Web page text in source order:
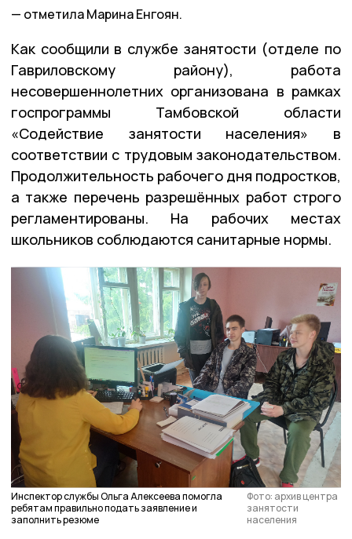
отметила Марина Енгоян.
Как сообщили в службе занятости (отделе по
Гавриловскому району), работа
несовершеннолетних организована в рамках
госпрограммы Тамбовской области
«Содействие занятости населения» в
соответствии с трудовым законодательством.
Продолжительность рабочего дня подростков,
а также перечень разрешённых работ строго
регламентированы. На рабочих местах
школьников соблюдаются санитарные нормы.
Инспектор службы Ольга Алексеева помогла
ребятам правильно подать заявление и
заполнить резюме
Фото: архив центра
занятости
населения